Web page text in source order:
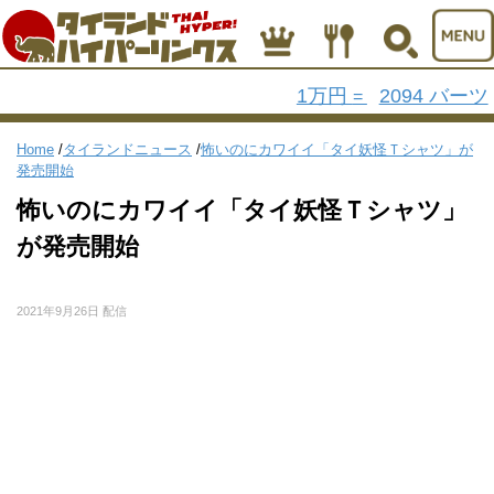
1万円 = 2094 バーツ
Home /タイランドニュース /怖いのにカワイイ「タイ妖怪Ｔシャツ」が
発売開始
怖いのにカワイイ「タイ妖怪Ｔシャツ」
が発売開始
2021年9月26日 配信